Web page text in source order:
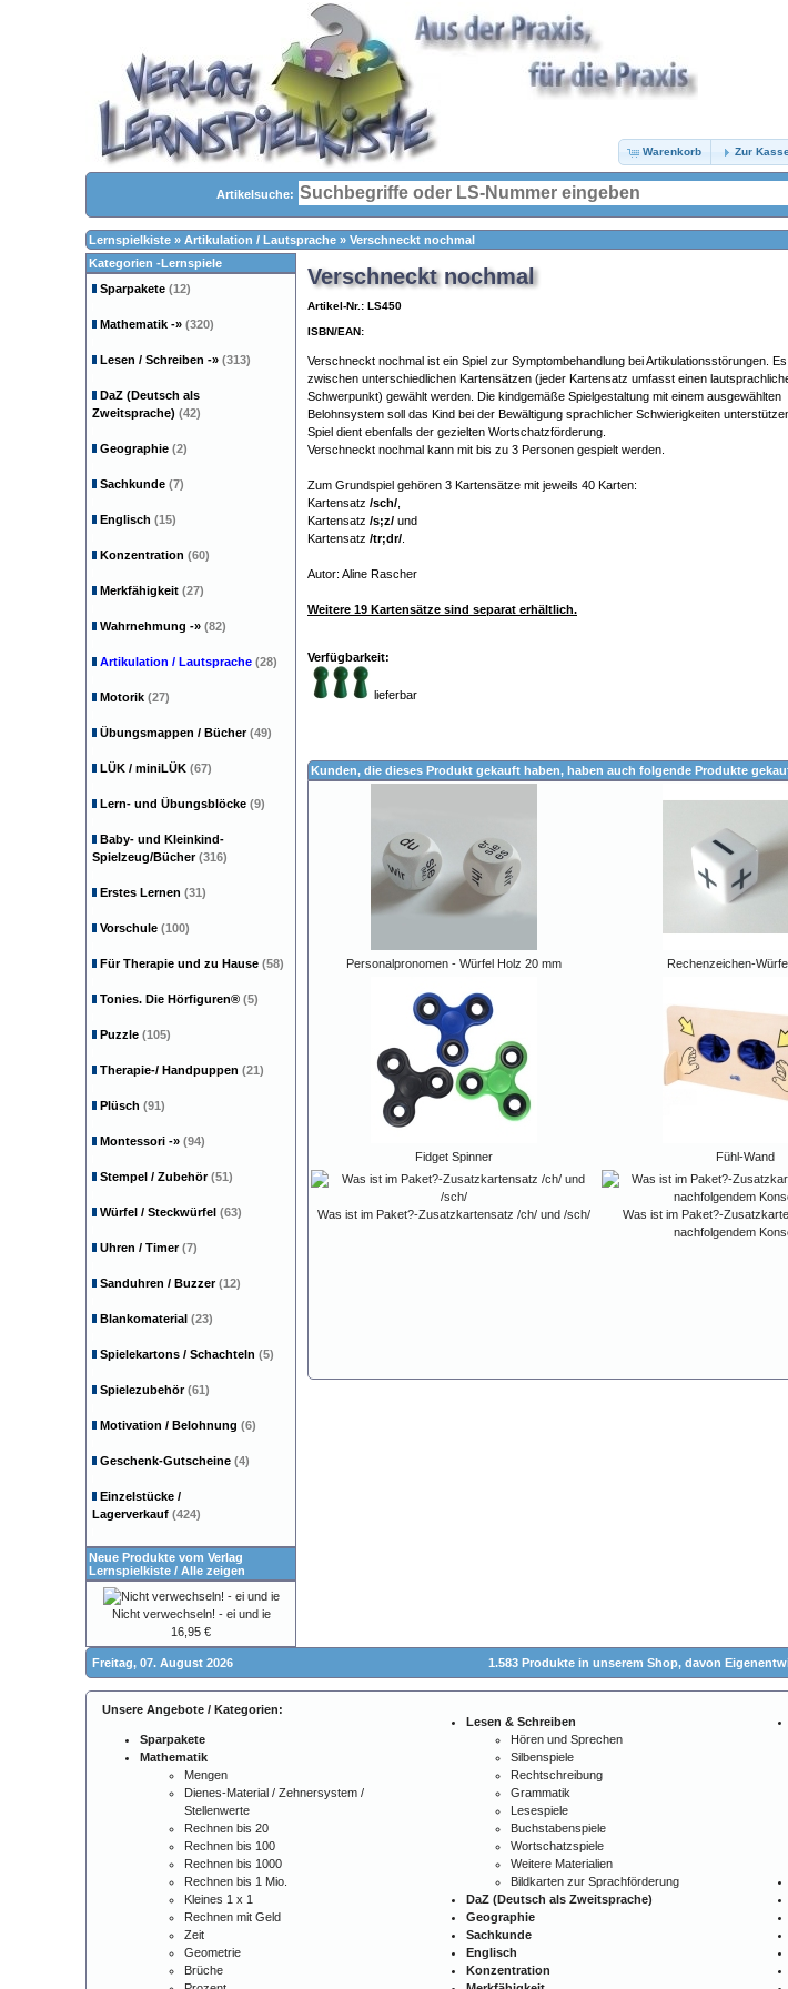
Warenkorb Zur
Artikelsuche:
Lernspielkiste » Artikulation / Lautsprache » Verschneckt nochmal
Verschneckt nochmal
Artikel-Nr.: LS450
ISBN/EAN:
Verschneckt nochmal ist ein Spiel zur Symptombehandlung bei Artikulationsstörungen.
zwischen unterschiedlichen Kartensätzen (jeder Kartensatz umfasst einen
Schwerpunkt) gewählt werden. Die kindgemäße Spielgestaltung mit einem ausgewählten
Belohnsystem soll das Kind bei der Bewältigung sprachlicher Schwierigkeiten
Spiel dient ebenfalls der gezielten Wortschatzförderung.
Verschneckt nochmal kann mit bis zu 3 Personen gespielt werden.
Zum Grundspiel gehören 3 Kartensätze mit jeweils 40 Karten:
Kartensatz /sch/
Kartensatz /s;z/ und
Kartensatz /tr;dr/
Autor: Aline Rascher
Weitere 19 Kartensätze sind separat erhältlich.
Verfügbarkeit:
lieferbar
Kunden, die dieses Produkt gekauft haben, haben auch folgende Produkte
Personalpronomen - Würfel Holz 20 mm Rechenzeichen-
Fidget Spinner Fühl-Wand
Was ist im Paket?-Zusatzkartensatz /ch/ und /sch/
Was ist im Paket?-
nachfolgendem
Kategorien -Lernspiele
Sparpakete (12)
Mathematik -» (320)
Lesen / Schreiben -» (313)
DaZ (Deutsch als
Zweitsprache) (42)
Geographie (2)
Sachkunde (7)
Englisch (15)
Konzentration (60)
Merkfähigkeit (27)
Wahrnehmung -» (82)
Artikulation / Lautsprache (28)
Motorik (27)
Übungsmappen / Bücher(49)
LÜK / miniLÜK (67)
Lern- und Übungsblöcke (9)
Baby- und Kleinkind-
Spielzeug/Bücher(316)
Erstes Lernen (31)
Vorschule (100)
Für Therapie und zu Hause (58)
Tonies. Die Hörfiguren® (5)
Puzzle (105)
Therapie-/ Handpuppen (21)
Plüsch (91)
Montessori -» (94)
Stempel / Zubehör(51)
Würfel / Steckwürfel (63)
Uhren / Timer(7)
Sanduhren / Buzzer(12)
Blankomaterial (23)
Spielekartons / Schachteln (5)
Spielezubehör(61)
Motivation / Belohnung (6)
Geschenk-Gutscheine (4)
Einzelstücke /
Lagerverkauf (424)
Neue Produkte vom Verlag
Lernspielkiste / Alle zeigen
Nicht verwechseln! - ei und ie
16,95 €
Freitag, 07. August 2026 1.583 Produkte in unserem Shop, davon
Unsere Angebote / Kategorien:
Sparpakete
Mathematik
Mengen
Dienes-Material / Zehnersystem /
Stellenwerte
Rechnen bis 20
Rechnen bis 100
Rechnen bis 1000
Rechnen bis 1 Mio.
Kleines 1 x 1
Rechnen mit Geld
Zeit
Geometrie
Brüche
Lesen & Schreiben
Hören und Sprechen
Silbenspiele
Rechtschreibung
Grammatik
Lesespiele
Buchstabenspiele
Wortschatzspiele
Weitere Materialien
Bildkarten zur Sprachförderung
DaZ (Deutsch als Zweitsprache)
Geographie
Sachkunde
Englisch
Konzentration